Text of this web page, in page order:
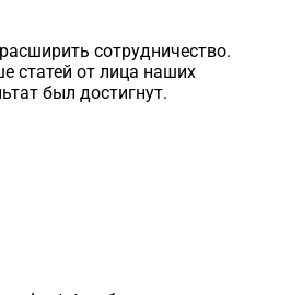
сотрудничество.
статей от лица наших
был достигнут.